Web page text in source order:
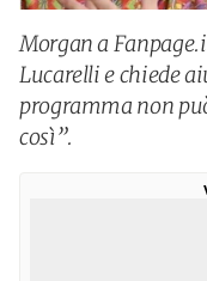
Morgan a
Lucarelli e chiede
programma non
così”.